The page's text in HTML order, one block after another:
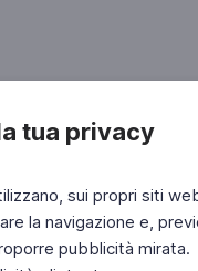
tua privacy
sui propri siti
la navigazione e,
pubblicità mirata.